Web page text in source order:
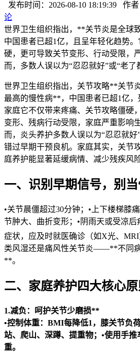
发布时间：2026-08-10 18:19:39 作
论
世界卫生组织指出，**关节炎是全球
中国患者已超1亿，且呈年轻化趋势
硬，更可导致关节变形、行动受限，
而，多数人误以为“忍忍就好”或“老了
世界卫生组织指出，关节攻略**关节
最高的慢性病**，中国患者已超1亿，
家庭它不仅带来疼痛、关节攻略僵硬
变形、残病行动受限，家庭严重影响
而，炎头养护多数人误以为“忍忍就好
错过早期干预良机。家庭其实，关节
庭养护能显著延缓病情、减少残疾风
一、识别早期信号，别
•关节晨僵超过30分钟；•上下楼梯膝
节肿大、曲折变形；•阴雨天或受凉
症状，应及时就医确诊（如X光、MRI
类风湿还是痛风性关节炎——**不同
**。
二、家庭养护四大核心原
1.减负：呵护关节少磨损**
•控制体重：BMI每降低1，膝关节负
站、爬山、深蹲、提重物；•使用手
重。